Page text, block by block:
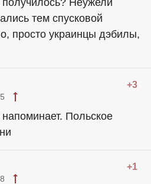
Неужели
тем спусковой
просто украинцы дэбилы,
+3
Польское
+1